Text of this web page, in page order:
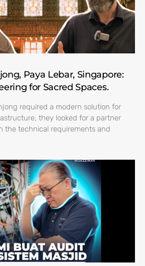
Paya Lebar, Singapore:
for Sacred Spaces.
required a modern solution for
they looked for a partner
the technical requirements and